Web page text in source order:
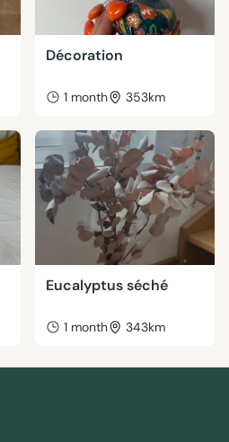
Décoration
1 month 353km
Eucalyptus séché
1 month 343km